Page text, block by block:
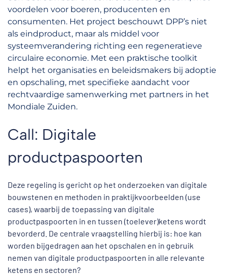
voordelen voor boeren, producenten en
consumenten. Het project beschouwt DPP’s niet
als eindproduct, maar als middel voor
systeemverandering richting een regeneratieve
circulaire economie. Met een praktische toolkit
helpt het organisaties en beleidsmakers bij adoptie
en opschaling, met specifieke aandacht voor
rechtvaardige samenwerking met partners in het
Mondiale Zuiden.
Call: Digitale
productpaspoorten
Deze regeling is gericht op het onderzoeken van digitale
bouwstenen en methoden in praktijkvoorbeelden (use
cases), waarbij de toepassing van digitale
productpaspoorten in en tussen (toelever)ketens wordt
bevorderd. De centrale vraagstelling hierbij is: hoe kan
worden bijgedragen aan het opschalen en in gebruik
nemen van digitale productpaspoorten in alle relevante
ketens en sectoren?